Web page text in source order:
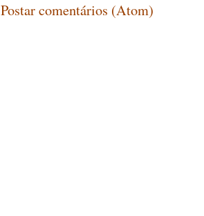
Postar comentários (Atom)